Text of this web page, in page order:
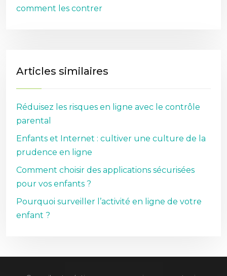
comment les contrer
Articles similaires
Réduisez les risques en ligne avec le contrôle
parental
Enfants et Internet : cultiver une culture de la
prudence en ligne
Comment choisir des applications sécurisées
pour vos enfants ?
Pourquoi surveiller l’activité en ligne de votre
enfant ?